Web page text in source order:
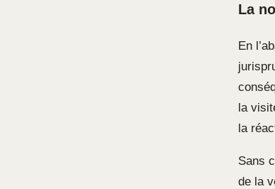
La
En
la
la
Sans
de la